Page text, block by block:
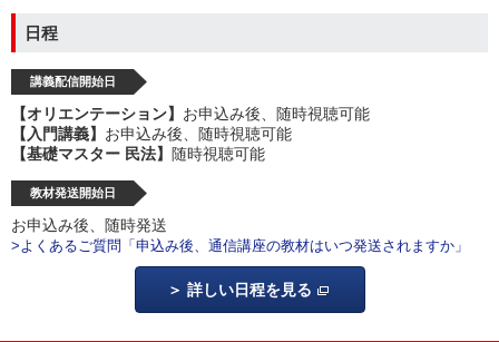
日程
講義配信開始日
【オリエンテーション】 お申込み後、随時視聴可能
【入門講義】 お申込み後、随時視聴可能
【基礎マスター 民法】 随時視聴可能
教材発送開始日
お申込み後、随時発送
>よくあるご質問「申込み後、通信講座の教材はいつ発送されますか」
詳しい日程を見る